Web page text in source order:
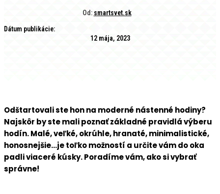
Od: smartsvet.sk
Dátum publikácie:
12 mája, 2023
Odštartovali ste hon na moderné nástenné hodiny?
Najskôr by ste mali poznať základné pravidlá výberu
hodín. Malé, veľké, okrúhle, hranaté, minimalistické,
honosnejšie…je toľko možností a určite vám do oka
padli viaceré kúsky. Poradíme vám, ako si vybrať
správne!